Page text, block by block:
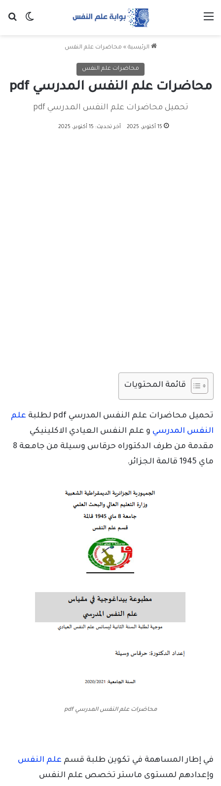
الرئيسية » محاضرات علم النفس
محاضرات علم النفس
محاضرات علم النفس المدرسي pdf
تحميل محاضرات علم النفس المدرسي pdf
15 أكتوبر، 2025 آخر تحديث: 15 أكتوبر، 2025
قائمة المحتويات
تحميل محاضرات علم النفس المدرسي pdf لطلبة
علم
النفس المدرسي و علم النفس العيادي الاكلينيكي
مقدمة من طرف الدكتوراه حرقاس وسيلة من جامعة 8
ماي 1945 قالمة الجزائر.
محاضرات علم النفس المدرسي pdf
في إطار المساهمة في تكوين طلبة قسم علم النفس
وإعدادهم لمستوى ماستر تخصص علم النفس